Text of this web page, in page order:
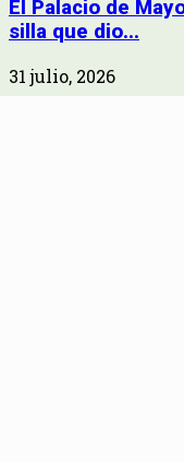
El Palacio de
silla que dio...
31 julio, 2026